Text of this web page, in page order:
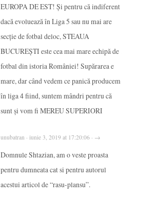
EUROPA DE EST! Și pentru că indiferent
dacă evoluează în Liga 5 sau nu mai are
secție de fotbal deloc, STEAUA
BUCUREȘTI este cea mai mare echipă de
fotbal din istoria României! Supărarea e
mare, dar când vedem ce panică producem
în liga 4 fiind, suntem mândri pentru că
sunt și vom fi MEREU SUPERIORI
unubatran · iunie 3, 2019 at 17:20:06 · →
Domnule Shtazian, am o veste proasta
pentru dumneata cat si pentru autorul
acestui articol de “rasu-plansu”.